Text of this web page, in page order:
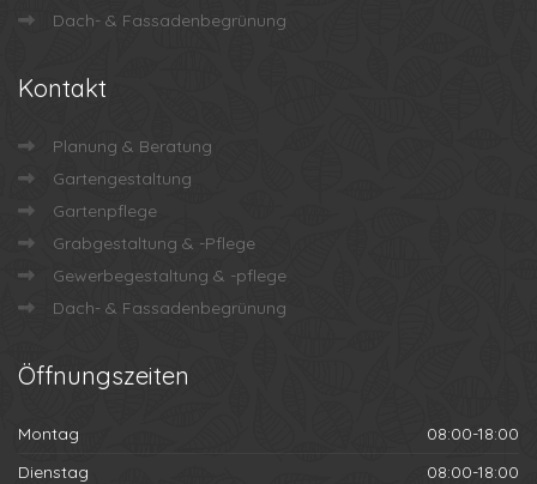
Dach- & Fassadenbegrünung
Kontakt
Planung & Beratung
Gartengestaltung
Gartenpflege
Grabgestaltung & -Pflege
Gewerbegestaltung & -pflege
Dach- & Fassadenbegrünung
Öffnungszeiten
Montag
08:00-18:00
Dienstag
08:00-18:00